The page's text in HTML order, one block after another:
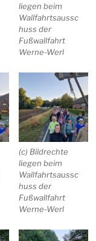
liegen beim
Wallfahrtsaussc
huss der
Fußwallfahrt
Werne-Werl
(c) Bildrechte
liegen beim
Wallfahrtsaussc
huss der
Fußwallfahrt
Werne-Werl